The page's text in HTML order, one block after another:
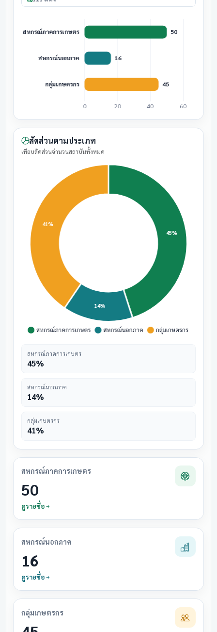
สัดส่วนตามประเภท
เทียบสัดส่วนจำนวนสถาบันทั้งหมด
สหกรณ์ภาคการเกษตร
45%
สหกรณ์นอกภาค
14%
กลุ่มเกษตรกร
41%
สหกรณ์ภาคการเกษตร
50
ดูรายชื่อ
สหกรณ์นอกภาค
16
ดูรายชื่อ
กลุ่มเกษตรกร